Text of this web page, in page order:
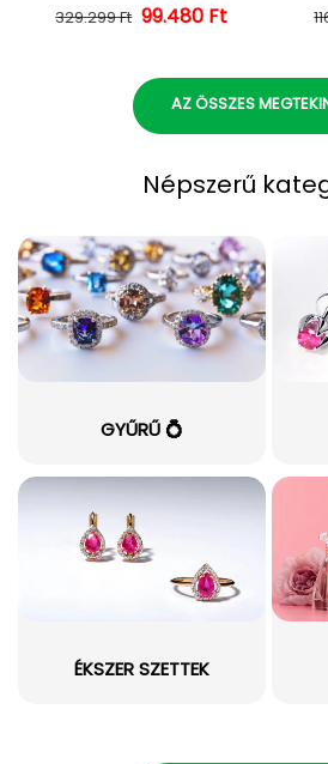
Normál ár
329.299 Ft Kedvezményes ár
99.480 Ft
AZ ÖSSZES
Népszerű
GYŰRŰ 💍
ÉKSZER SZETTEK